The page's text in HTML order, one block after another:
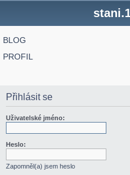
BLOG
PROFIL
Přihlásit se
Uživatelské jméno:
Heslo:
Zapomněl(a) jsem heslo